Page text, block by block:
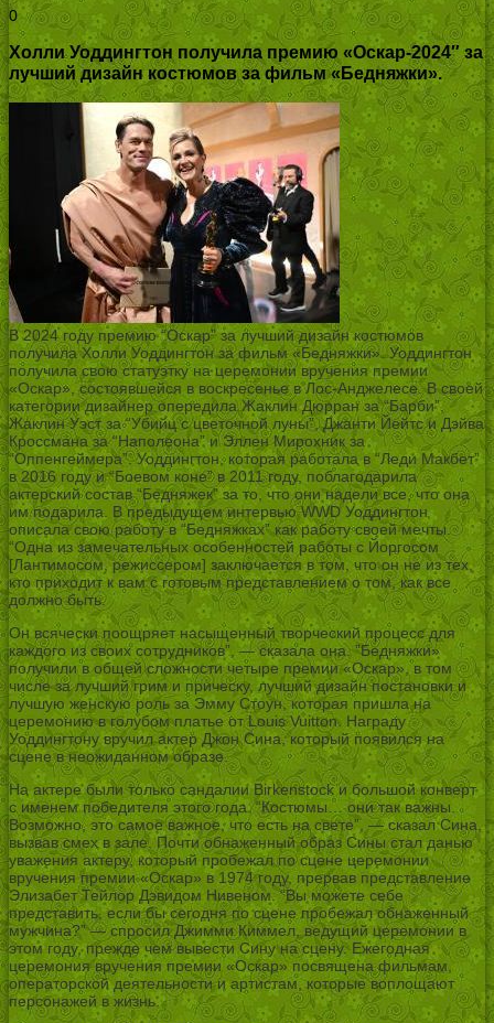
0
Холли Уоддингтон получила премию «Оскар-2024″ за
лучший дизайн костюмов за фильм «Бедняжки».
В 2024 году премию “Оскар” за лучший дизайн костюмов
получила Холли Уоддингтон за фильм «Бедняжки». Уоддингтон
получила свою статуэтку на церемонии вручения премии
«Оскар», состоявшейся в воскресенье в Лос-Анджелесе. В своей
категории дизайнер опередила Жаклин Дюрран за “Барби”,
Жаклин Уэст за “Убийц с цветочной луны”, Джанти Йейтс и Дэйва
Кроссмана за “Наполеона” и Эллен Мирохник за
“Оппенгеймера”. Уоддингтон, которая работала в “Леди Макбет”
в 2016 году и “Боевом коне” в 2011 году, поблагодарила
актерский состав “Бедняжек” за то, что они надели все, что она
им подарила. В предыдущем интервью WWD Уоддингтон
описала свою работу в “Бедняжках” как работу своей мечты.
“Одна из замечательных особенностей работы с Йоргосом
[Лантимосом, режиссером] заключается в том, что он не из тех,
кто приходит к вам с готовым представлением о том, как все
должно быть.
Он всячески поощряет насыщенный творческий процесс для
каждого из своих сотрудников”, — сказала она. ”Бедняжки»
получили в общей сложности четыре премии «Оскар», в том
числе за лучший грим и прическу, лучший дизайн постановки и
лучшую женскую роль за Эмму Стоун, которая пришла на
церемонию в голубом платье от Louis Vuitton. Награду
Уоддингтону вручил актер Джон Сина, который появился на
сцене в неожиданном образе.
На актере были только сандалии Birkenstock и большой конверт
с именем победителя этого года. “Костюмы… они так важны.
Возможно, это самое важное, что есть на свете”, — сказал Сина,
вызвав смех в зале. Почти обнаженный образ Сины стал данью
уважения актеру, который пробежал по сцене церемонии
вручения премии «Оскар» в 1974 году, прервав представление
Элизабет Тейлор Дэвидом Нивеном. “Вы можете себе
представить, если бы сегодня по сцене пробежал обнаженный
мужчина?” — спросил Джимми Киммел, ведущий церемонии в
этом году, прежде чем вывести Сину на сцену. Ежегодная
церемония вручения премии «Оскар» посвящена фильмам,
операторской деятельности и артистам, которые воплощают
персонажей в жизнь.